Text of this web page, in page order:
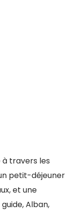
travers les
petit-déjeuner
et une
Alban,